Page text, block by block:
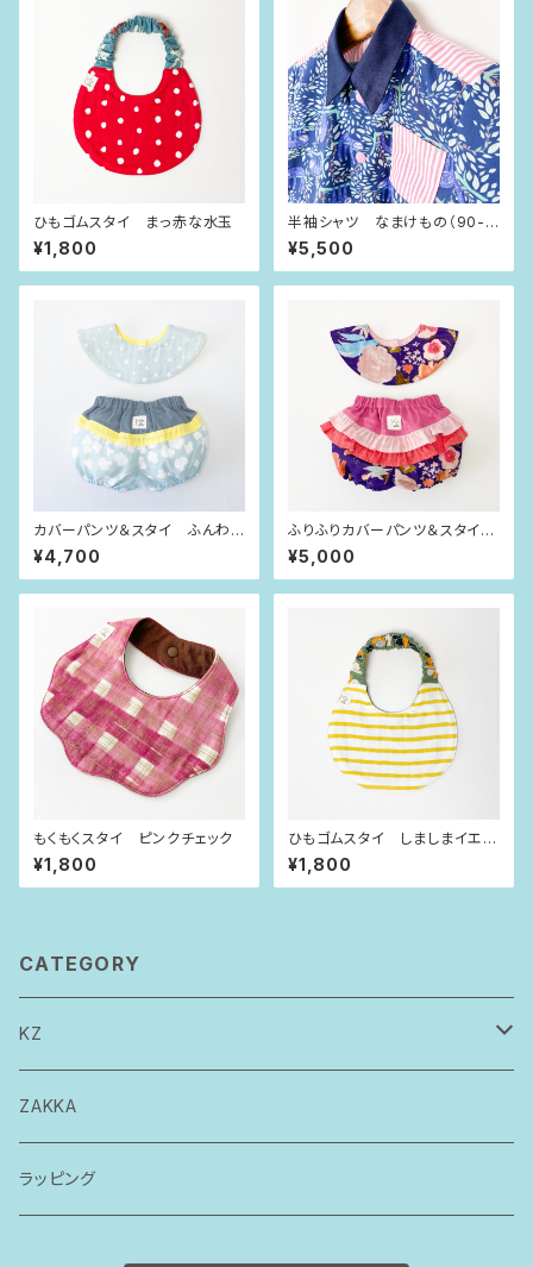
ひもゴムスタイ まっ赤な水玉
¥1,800
半袖シャツ なまけもの（90-1
00size）
¥5,500
カバーパンツ＆スタイ ふんわり
くも（80size）
¥4,700
ふりふりカバーパンツ＆スタイ
紫×ピンクフラワー（80size）
¥5,000
もくもくスタイ ピンクチェック
¥1,800
ひもゴムスタイ しましまイエロ
ー
¥1,800
CATEGORY
KZ
トップス
ボトムス
ZAKKA
ラッピング